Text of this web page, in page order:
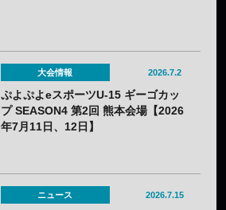
大会情報 2026.7.2
ぷよぷよeスポーツU-15 ギーゴカッ
プ SEASON4 第2回 熊本会場【2026
年7月11日、12日】
ニュース 2026.7.15